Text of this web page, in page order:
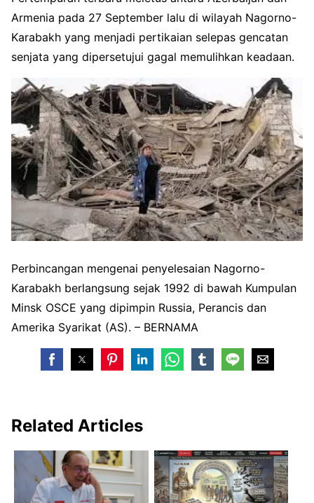
Armenia pada 27 September lalu di wilayah Nagorno-
Karabakh yang menjadi pertikaian selepas gencatan
senjata yang dipersetujui gagal memulihkan keadaan.
Perbincangan mengenai penyelesaian Nagorno-
Karabakh berlangsung sejak 1992 di bawah Kumpulan
Minsk OSCE yang dipimpin Russia, Perancis dan
Amerika Syarikat (AS). – BERNAMA
Related Articles